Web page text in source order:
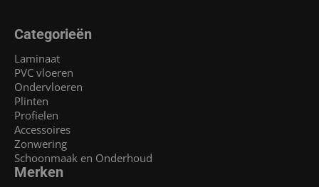
Categorieën
Laminaat
PVC vloeren
Ondervloeren
Plinten
Profielen
Accessoires
Zonwering
Schoonmaak en Onderhoud
Merken